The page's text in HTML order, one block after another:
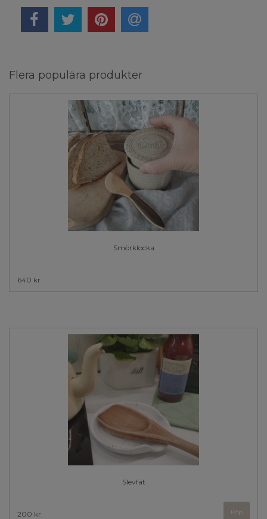
Flera populära produkter
Smörklocka
640 kr
Slevfat
200 kr Köp